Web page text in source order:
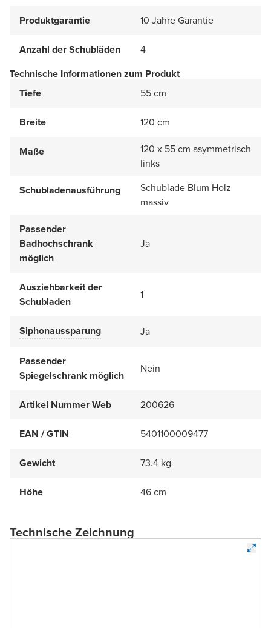
Produktgarantie 10 Jahre Garantie
Anzahl der Schubläden
4
Technische Informationen zum Produkt
Tiefe
55 cm
Breite 120 cm
Maße
120 x 55 cm asymmetrisch
links
Schubladenausführung
Schublade Blum Holz
massiv
Passender
Badhochschrank
möglich
Ja
Ausziehbarkeit der
Schubladen
1
Siphonaussparung Ja
Passender
Spiegelschrank möglich
Nein
Artikel Nummer Web 200626
EAN / GTIN 5401100009477
Gewicht 73.4 kg
Höhe 46 cm
Technische Zeichnung